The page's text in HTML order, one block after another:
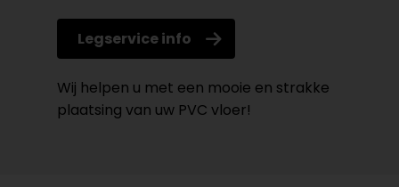
Legservice info
Wij helpen u met een mooie en strakke
plaatsing van uw PVC vloer!